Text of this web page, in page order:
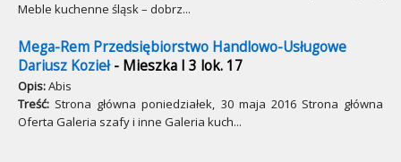
Meble kuchenne śląsk – dobrz...
Mega-Rem Przedsiębiorstwo Handlowo-Usługowe
Dariusz Kozieł- Mieszka I 3 lok. 17
Opis:Abis
Treść: Strona główna poniedziałek, 30 maja 2016 Strona główna
Oferta Galeria szafy i inne Galeria kuch...